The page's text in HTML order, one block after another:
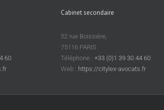
60
Cabinet secondaire
52 rue Boissière,
75116 PARIS
Téléphone : +33 (0)1 39 30 44 60
Web : https://citylex-avocats.fr